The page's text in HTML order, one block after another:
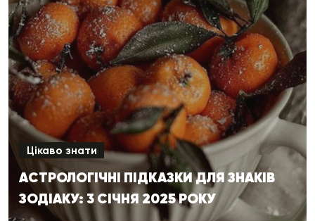
Цікаво знати
АСТРОЛОГІЧНІ ПІДКАЗКИ ДЛЯ ЗНАКІВ
ЗОДІАКУ: 3 СІЧНЯ 2025 РОКУ